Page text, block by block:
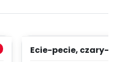
Ecie-pecie, czary-